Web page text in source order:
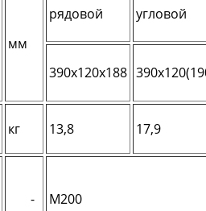
мм
рядовой угловой
390х120х188
кг 13,8 17,9
- М200